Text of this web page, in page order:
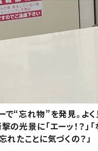
で“忘れ物”を発見。よ
の光景に「エーッ！？」
れたことに気づくの？」